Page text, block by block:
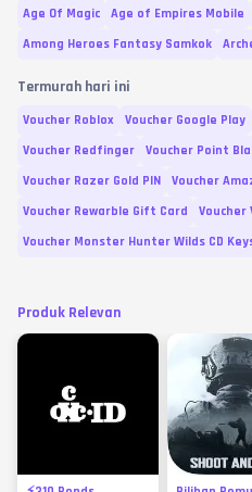
Age Of Magic
Age of Empires Mobile
Among Heroes Fantasy Samkok
Termurah hari ini
Voucher Roblox Voucher Google Play
Voucher Redfinger
Voucher Point
Voucher Razer Gold PIN
Voucher
Voucher Rewarble Gift Card
Voucher
Voucher Monster Hunter Wilds CD
Produk Relevan